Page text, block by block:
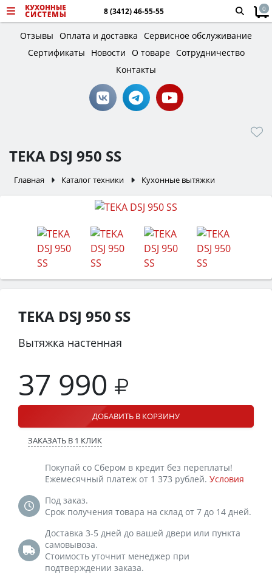
8 (3412) 46-55-55 0
Отзывы Оплата и доставка Сервисное обслуживание
Сертификаты
Новости О товаре Сотрудничество
Контакты
TEKA DSJ 950 SS
Главная Каталог техники Кухонные вытяжки
TEKA DSJ 950 SS
Вытяжка настенная
37 990
ДОБАВИТЬ В КОРЗИНУ
ЗАКАЗАТЬ В 1 КЛИК
Покупай со Сбером в кредит без переплаты!
Ежемесячный платеж от 1 373 рублей. Условия
Под заказ.
Срок получения товара на склад от 7 до 14 дней.
Доставка 3-5 дней до вашей двери или пункта
самовывоза.
Стоимость уточнит менеджер при
подтверждении заказа.